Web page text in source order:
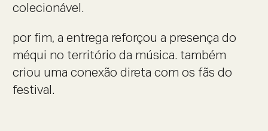
colecionável.
por fim, a entrega reforçou a presença do
méqui no território da música. também
criou uma conexão direta com os fãs do
festival.